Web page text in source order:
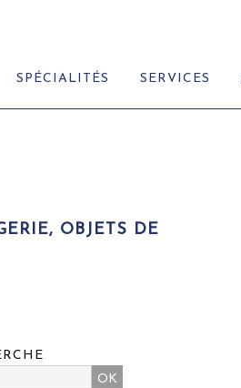
SPÉCIALITÉS SERVICES
OBJETS DE